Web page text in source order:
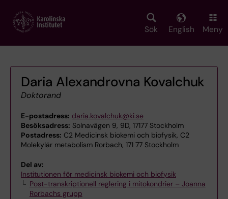
main
Sök English Meny
Daria Alexandrovna Kovalchuk
Doktorand
E-postadress: daria.kovalchuk@ki.se
Besöksadress: Solnavägen 9, 9D, 17177 Stockholm
Postadress: C2 Medicinsk biokemi och biofysik, C2
Molekylär metabolism Rorbach, 171 77 Stockholm
Del av:
Institutionen för medicinsk biokemi och biofysik
Post-transkriptionell reglering i mitokondrier – Joanna
Rorbachs grupp